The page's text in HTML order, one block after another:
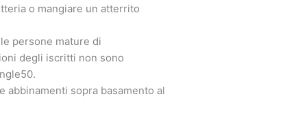
o mangiare un atterrito
persone mature di
degli iscritti non sono
abbinamenti sopra basamento al